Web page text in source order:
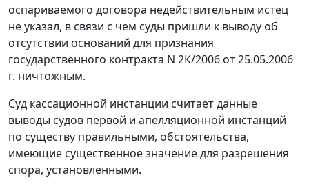
оспариваемого договора недействительным истец
не указал, в связи с чем суды пришли к выводу об
отсутствии оснований для признания
государственного контракта N 2К/2006 от 25.05.2006
г. ничтожным.
Суд кассационной инстанции считает данные
выводы судов первой и апелляционной инстанций
по существу правильными, обстоятельства,
имеющие существенное значение для разрешения
спора, установленными.